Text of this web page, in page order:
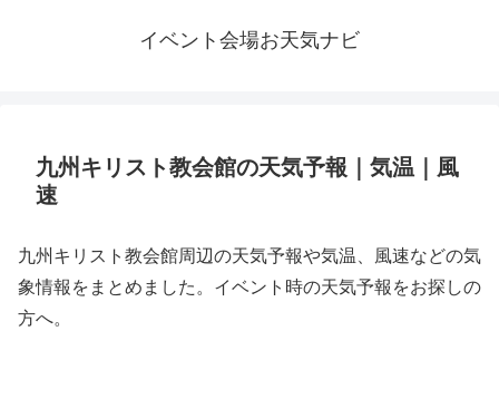
イベント会場お天気ナビ
九州キリスト教会館の天気予報｜気温｜風
速
九州キリスト教会館周辺の天気予報や気温、風速などの気
象情報をまとめました。イベント時の天気予報をお探しの
方へ。